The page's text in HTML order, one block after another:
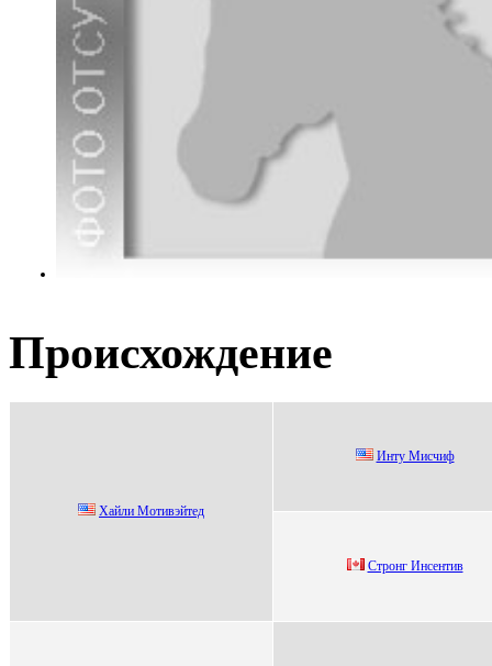
Происхождение
Xaйли Moтивэйтед
Инту Мисчиф
Cтрoнг Инсентив